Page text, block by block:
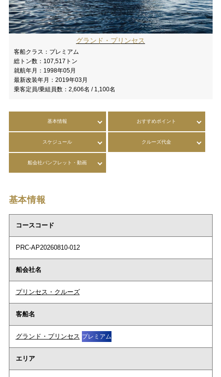
グランド・プリンセス
客船クラス： プレミアム
総トン数： 107,517トン
就航年月： 1998年05月
最新改装年月： 2019年03月
乗客定員/乗組員数： 2,606名 / 1,100名
基本情報 おすすめポイント
スケジュール クルーズ代金
船会社パンフレット・動画
基本情報
コースコード
PRC-AP20260810-012
船会社名
プリンセス・クルーズ
客船名
グランド・プリンセス プレミアム
エリア